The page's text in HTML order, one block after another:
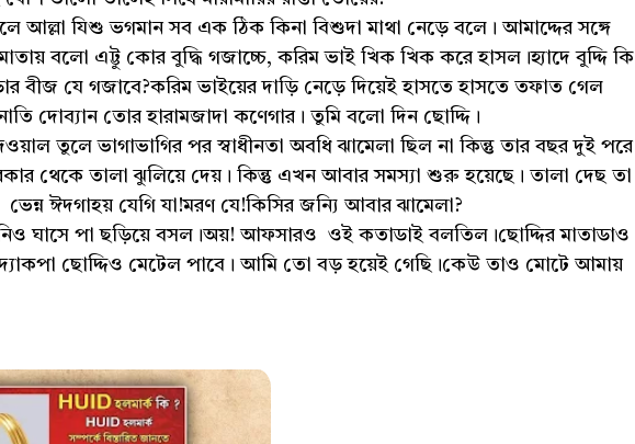
যিশু ভগমান সব এক ঠিক কিনা বিশুদা মাথা নেড়ে বলে। আমাদ্দের সঙ্গে
বলো এট্টু কোর বুদ্ধি গজাচ্চে, করিম ভাই খিক খিক করে হাসল।হ্যাদে বুদ্দি কি
বীজ যে গজাবে?করিম ভাইয়ের দাড়ি নেড়ে দিয়েই হাসতে হাসতে তফাত গেল
দোব্যান তোর হারামজাদা কণেগার। তুমি বলো দিন ছোদ্দি।
তুলে ভাগাভাগির পর স্বাধীনতা অবধি ঝামেলা ছিল না কিন্তু তার বছর দুই পরে
থেকে তালা ঝুলিয়ে দেয়। কিন্তু এখন আবার সমস্যা শুরু হয়েছে। তালা দেছ তা
ঈদগাহয় যেগি যা!মরণ যে!কিসির জন্যি আবার ঝামেলা?
ঘাসে পা ছড়িয়ে বসল।অয়! আফসারও ওই কতাডাই বলতিল।ছোদ্দির মাতাডাও
ছোদ্দিও মেটেল পাবে। আমি তো বড় হয়েই গেছি।কেউ তাও মোটে আমায়